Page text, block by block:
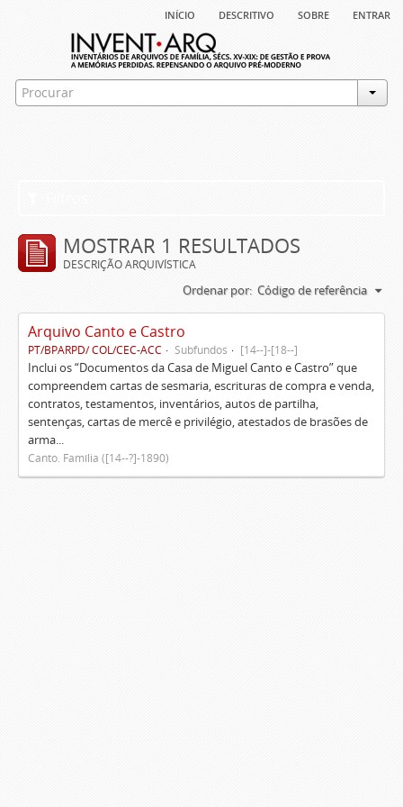
início descritivo sobre entrar
MOSTRAR 1 RESULTADOS
DESCRIÇÃO ARQUIVÍSTICA
Ordenar por: Código de referência
Arquivo Canto e Castro
PT/BPARPD/ COL/CEC-ACC Subfundos [14--]-[18--]
Inclui os “Documentos da Casa de Miguel Canto e Castro” que
compreendem cartas de sesmaria, escrituras de compra e venda,
contratos, testamentos, inventários, autos de partilha,
sentenças, cartas de mercê e privilégio, atestados de brasões de
arma...
Canto. Família ([14--?]-1890)